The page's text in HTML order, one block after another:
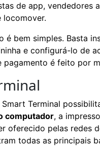
de app, vendedores
locomover.
é bem simples. Basta
e configurá-lo de
pagamento é feito por
Terminal
computador, a
oferecido pelas redes
todas as principais